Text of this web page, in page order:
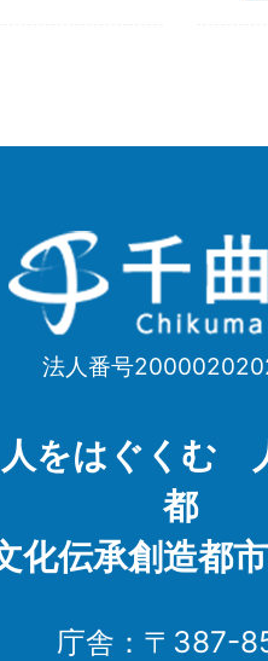
千
曲
Chikuma
法人番号
をはぐくむ
都
化伝承創造都
庁舎：〒387-